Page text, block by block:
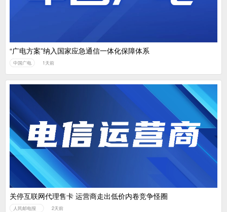
“广电方案”纳入国家应急通信一体化保障体系
中国广电 1天前
关停互联网代理售卡 运营商走出低价内卷竞争怪圈
人民邮电报 2天前